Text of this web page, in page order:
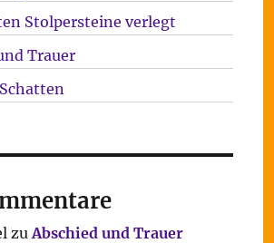
Stolpersteine verlegt
Trauer
zuAbschied und Trauer